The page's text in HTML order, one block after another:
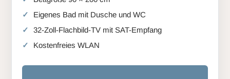
Eigenes Bad mit Dusche und WC
32-Zoll-Flachbild-TV mit SAT-Empfang
Kostenfreies WLAN